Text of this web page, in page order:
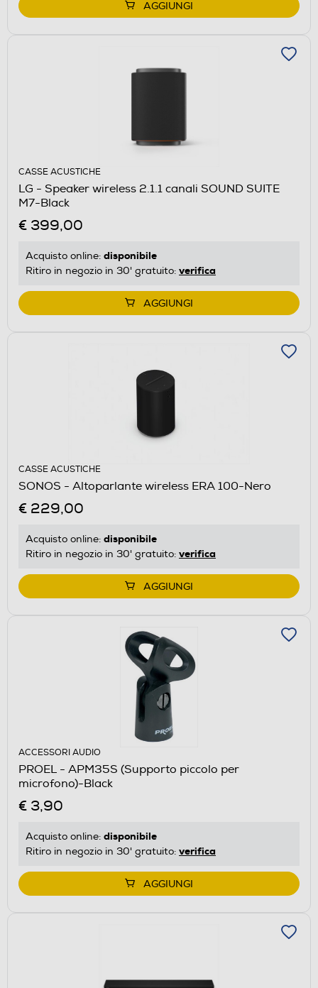
AGGIUNGI
CASSE ACUSTICHE
LG - Speaker wireless 2.1.1 canali SOUND SUITE
M7-Black
€ 399,00
Acquisto online: disponibile
Ritiro in negozio in 30' gratuito: verifica
AGGIUNGI
CASSE ACUSTICHE
SONOS - Altoparlante wireless ERA 100-Nero
€ 229,00
Acquisto online: disponibile
Ritiro in negozio in 30' gratuito: verifica
AGGIUNGI
ACCESSORI AUDIO
PROEL - APM35S (Supporto piccolo per
microfono)-Black
€ 3,90
Acquisto online: disponibile
Ritiro in negozio in 30' gratuito: verifica
AGGIUNGI